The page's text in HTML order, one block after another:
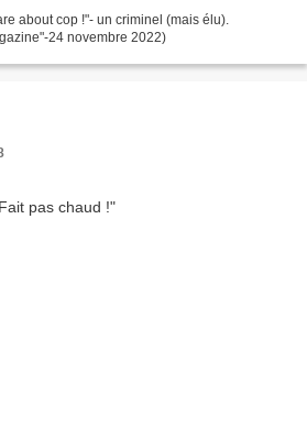
about cop !"- un criminel (mais élu).
24 novembre 2022)